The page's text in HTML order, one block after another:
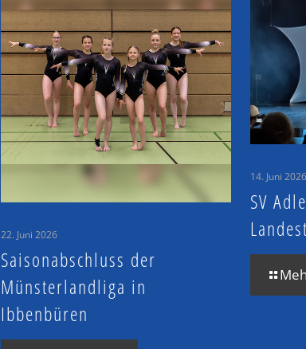
22. Juni 2026
Saisonabschluss der
Münsterlandliga in
Ibbenbüren
14. Juni 2026
SV